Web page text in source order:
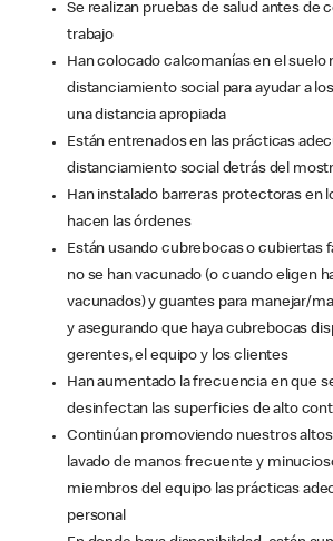
Se realizan pruebas de salud antes de
trabajo
Han colocado calcomanías en el suelo
distanciamiento social para ayudar a
una distancia apropiada
Están entrenados en las prácticas
distanciamiento social detrás del
Han instalado barreras protectoras en
hacen las órdenes
Están usando cubrebocas o cubiertas
no se han vacunado (o cuando eligen
vacunados) y guantes para manejar/
y asegurando que haya cubrebocas
gerentes, el equipo y los clientes
Han aumentado la frecuencia en que
desinfectan las superficies de alto
Continúan promoviendo nuestros
lavado de manos frecuente y
miembros del equipo las prácticas
personal